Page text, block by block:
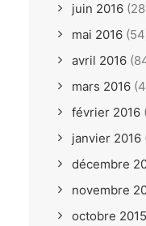
juin 2016
mai 2016
avril 2016
mars 2016
février 2016
janvier 2016
décembre
novembre
octobre 2015